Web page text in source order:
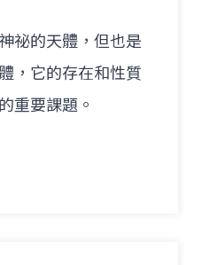
祕的天體，但也是
，它的存在和性質
重要課題。